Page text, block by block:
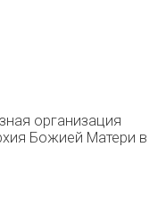
организация
Божией Матери в